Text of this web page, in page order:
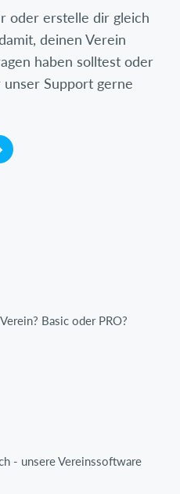
oder erstelle dir gleich
deinen Verein
haben solltest oder
Support gerne
Basic oder PRO?
- unsere Vereinssoftware